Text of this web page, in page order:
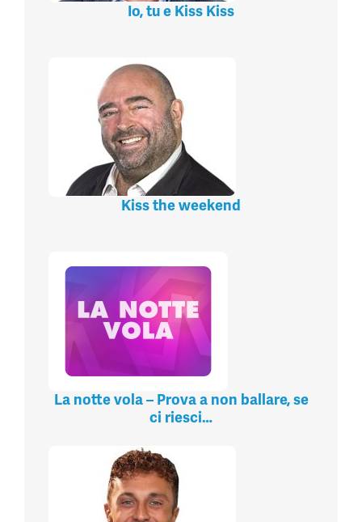
Io, tu e Kiss Kiss
Kiss the weekend
La notte vola – Prova a non ballare, se
ci riesci…